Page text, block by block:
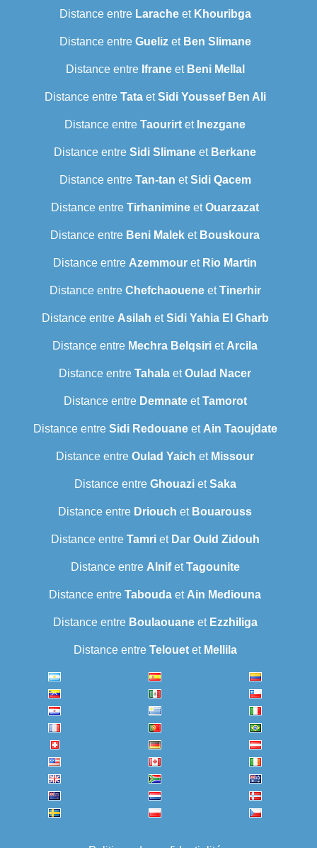
Distance entre Laracheet Khouribga
Distance entre Guelizet Ben Slimane
Distance entre Ifraneet Beni Mellal
Distance entre TataetSidi Youssef Ben Ali
Distance entre Taourirt et Inezgane
Distance entre Sidi Slimane et Berkane
Distance entre Tan-tan etSidi Qacem
Distance entre Tirhanimine etOuarzazat
Distance entre Beni Malek et Bouskoura
Distance entre Azemmour et Rio Martin
Distance entre ChefchaoueneetTinerhir
Distance entre Asilah etSidi Yahia El Gharb
Distance entre Mechra Belqsiri et Arcila
Distance entre Tahala etOulad Nacer
Distance entre DemnateetTamorot
Distance entre Sidi Redouaneet Ain Taoujdate
Distance entre Oulad Yaich et Missour
Distance entre GhouazietSaka
Distance entre Driouch et Bouarouss
Distance entre Tamriet Dar Ould Zidouh
Distance entre AlnifetTagounite
Distance entre Tabouda et Ain Mediouna
Distance entre Boulaouaneet Ezzhiliga
Distance entre Telouetet Mellila